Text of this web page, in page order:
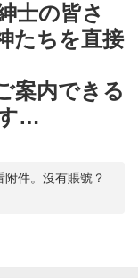
士の皆さ
たちを直接
案内できる
…
附件。沒有賬號？